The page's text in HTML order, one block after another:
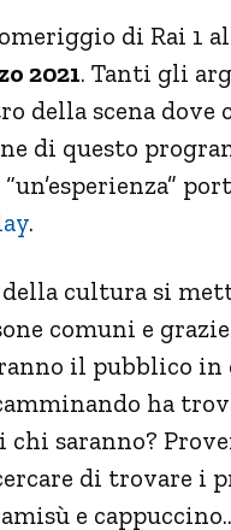
di Rai 1
2021. Tanti gli
della scena dove
di questo
.
cultura si
comuni e
il pubblico in
ha
saranno?
di trovare i
e